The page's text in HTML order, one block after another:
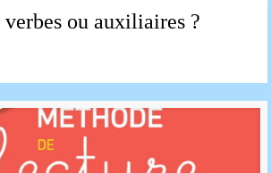
ou auxiliaires ?